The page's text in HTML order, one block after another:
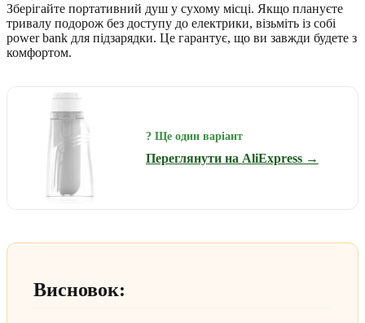
Зберігайте портативний душ у сухому місці. Якщо плануєте
тривалу подорож без доступу до електрики, візьміть із собі
power bank для підзарядки. Це гарантує, що ви завжди будете з
комфортом.
? Ще один варіант
Переглянути на AliExpress →
Висновок: